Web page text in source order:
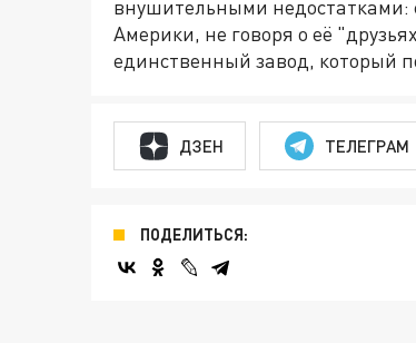
внушительными недостатками:
Америки, не говоря о её
единственный завод, который
ДЗЕН ТЕЛЕГРАМ
ПОДЕЛИТЬСЯ: